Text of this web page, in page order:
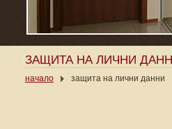
ЗАЩИТА НА ЛИЧНИ
начало защита на лични данни